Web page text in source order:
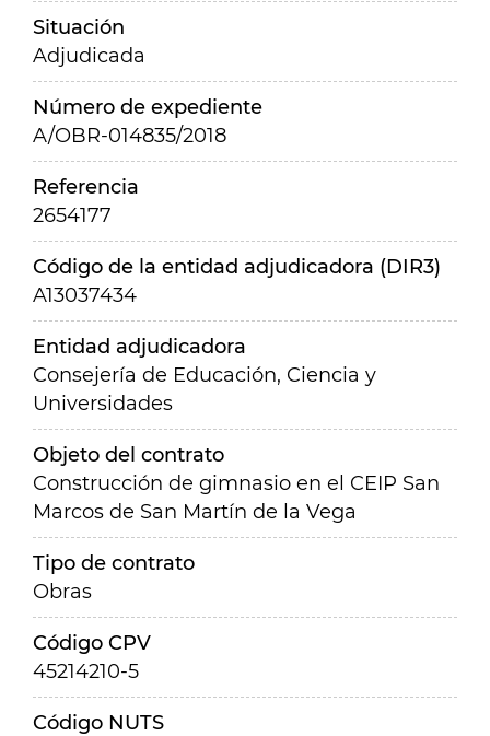
Situación
Adjudicada
Número de expediente
A/OBR-014835/2018
Referencia
2654177
Código de la entidad adjudicadora (DIR3)
A13037434
Entidad adjudicadora
Consejería de Educación, Ciencia y
Universidades
Objeto del contrato
Construcción de gimnasio en el CEIP San
Marcos de San Martín de la Vega
Tipo de contrato
Obras
Código CPV
45214210-5
Código NUTS